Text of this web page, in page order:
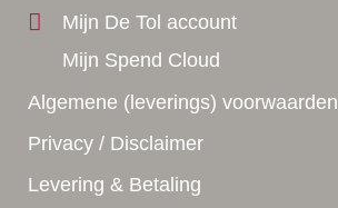
Mijn De Tol account
Mijn Spend Cloud
Algemene (leverings) voorwaarden
Privacy / Disclaimer
Levering & Betaling